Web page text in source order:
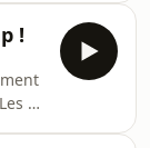
:
!
50